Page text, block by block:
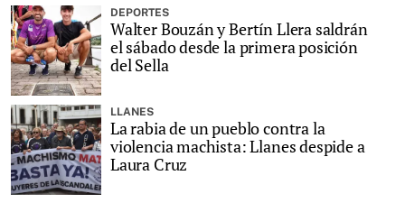
DEPORTES
Walter Bouzán y Bertín Llera saldrán
el sábado desde la primera posición
del Sella
LLANES
La rabia de un pueblo contra la
violencia machista: Llanes despide a
Laura Cruz